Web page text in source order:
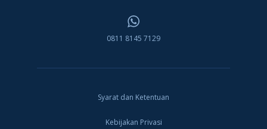
0811 8145 7129
Syarat dan Ketentuan
Kebijakan Privasi